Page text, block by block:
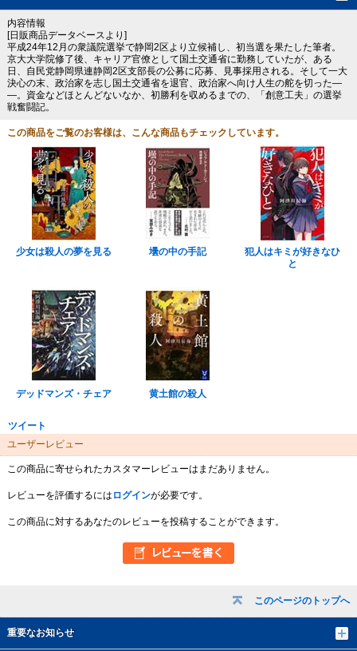
このページのトップへ
重要なお知らせ
内容情報
[日販商品データベースより]
平成24年12月の衆議院選挙で静岡2区より立候補し、初当選を果たした筆者。
京大大学院修了後、キャリア官僚として国土交通省に勤務していたが、ある
日、自民党静岡県連静岡2区支部長の公募に応募、見事採用される。そして一大
決心の末、政治家を志し国土交通省を退官、政治家へ向け人生の舵を切った―
―。資金などほとんどないなか、初勝利を収めるまでの、「創意工夫」の選挙
戦奮闘記。
この商品をご覧のお客様は、こんな商品もチェックしています。
少女は殺人の夢を見る 壜の中の手記
犯人はキミが好きなひ
と
デッドマンズ・チェア 黄土館の殺人
ツイート
ユーザーレビュー
この商品に寄せられたカスタマーレビューはまだありません。
レビューを評価するには ログインが必要です。
この商品に対するあなたのレビューを投稿することができます。